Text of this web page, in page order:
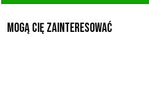
Mogą Cię zainteresować